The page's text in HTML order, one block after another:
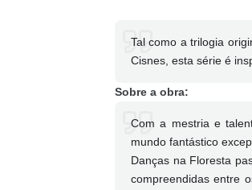
Tal como a trilogia
Cisnes, esta série é
Sobre a obra:
Com a mestria e
mundo fantástico
Danças na Floresta
compreendidas entre